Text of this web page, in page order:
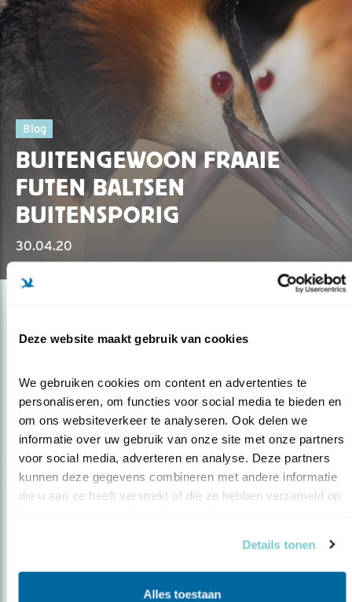
Deze website maakt gebruik van cookies
We gebruiken cookies om content en advertenties te
personaliseren, om functies voor social media te bieden en
om ons websiteverkeer te analyseren. Ook delen we
informatie over uw gebruik van onze site met onze partners
voor social media, adverteren en analyse. Deze partners
kunnen deze gegevens combineren met andere informatie
die u aan ze heeft verstrekt of die ze hebben verzameld op
Details tonen
Alles toestaan
Blog
BUITENGEWOON FRAAIE
FUTEN BALTSEN
BUITENSPORIG
30.04.20
Op de hoogte blijven?
Meld je aan en ontvang nieuws, inspiratie, acties en tips
over vogels en activiteiten van Vogelbescherming.